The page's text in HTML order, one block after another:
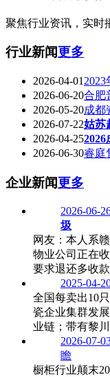
聚焦行业资讯，实时
行业新闻更多
2026-04-01
2026-06-20合肥
2026-05-20成都
2026-07-22姑苏
2026-04-25
2026-06-30睿庭
企业新闻更多
2026-06-
圾
网友：本人系
物业公司正在
要求退还多收
2025-04-
全国每卖出10
瓷企业集群发
业链；带有黎
2026-07-
瞻
橱柜行业颠末